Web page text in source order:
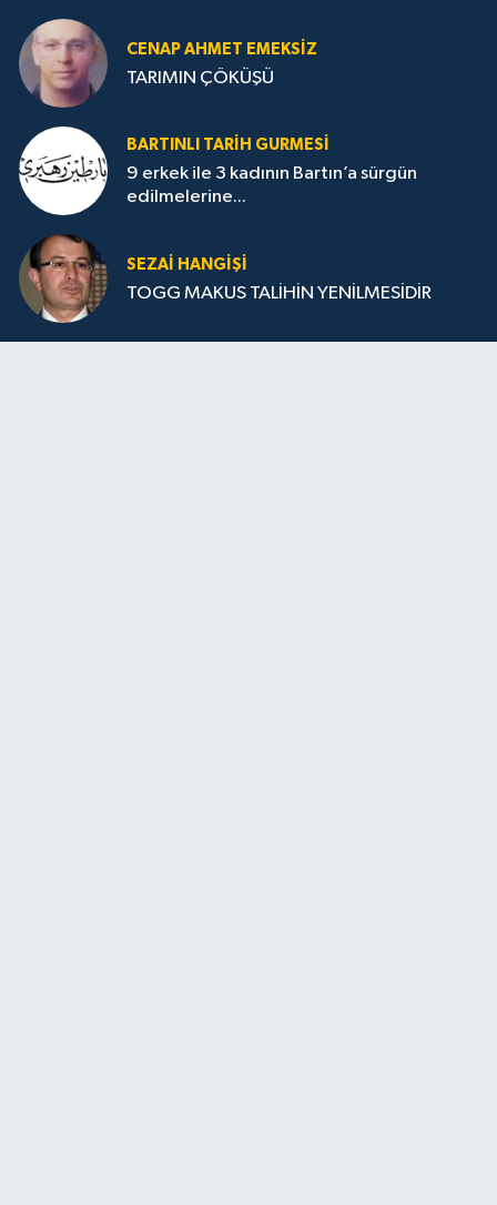
CENAP AHMET EMEKSİZ
TARIMIN ÇÖKÜŞÜ
BARTINLI TARIH GURMESI
9 erkek ile 3 kadının Bartın’a sürgün
edilmelerine...
SEZAI HANGİŞİ
TOGG MAKUS TALİHİN YENİLMESİDİR